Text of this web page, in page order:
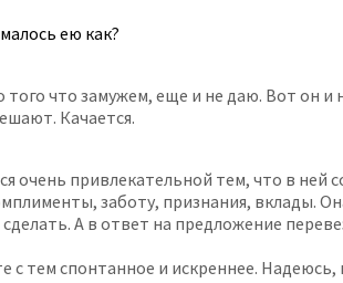
ею как?
что замужем, еще и не даю. Вот он
Качается.
очень привлекательной тем, что в ней
заботу, признания, вклады.
А в ответ на предложение
тем спонтанное и искреннее.